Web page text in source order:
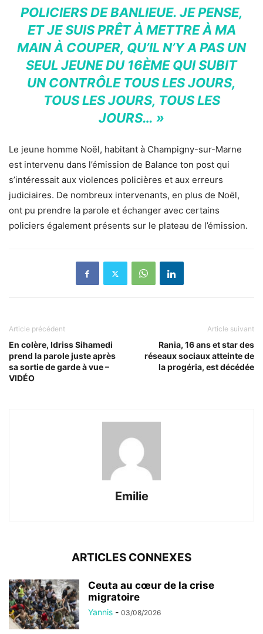
POLICIERS DE BANLIEUE. JE PENSE,
ET JE SUIS PRÊT À METTRE À MA
MAIN À COUPER, QU’IL N’Y A PAS UN
SEUL JEUNE DU 16ÈME QUI SUBIT
UN CONTRÔLE TOUS LES JOURS,
TOUS LES JOURS, TOUS LES
JOURS… »
Le jeune homme Noël, habitant à Champigny-sur-Marne
est intervenu dans l’émission de Balance ton post qui
s’intéressait aux violences policières et aux erreurs
judiciaires. De nombreux intervenants, en plus de Noël,
ont pu prendre la parole et échanger avec certains
policiers également présents sur le plateau de l’émission.
Article précédent
En colère, Idriss Sihamedi
prend la parole juste après
sa sortie de garde à vue –
VIDÉO
Article suivant
Rania, 16 ans et star des
réseaux sociaux atteinte de
la progéria, est décédée
Emilie
ARTICLES CONNEXES
Ceuta au cœur de la crise
migratoire
Yannis - 03/08/2026